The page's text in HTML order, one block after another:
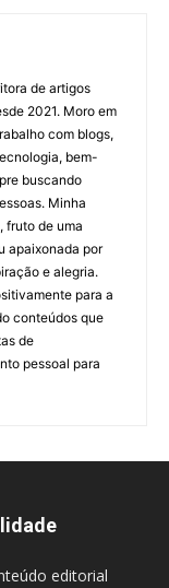
de artigos
2021. Moro em
com blogs,
bem-
buscando
Minha
fruto de uma
apaixonada por
e alegria.
para a
conteúdos que
de
pessoal para
editorial